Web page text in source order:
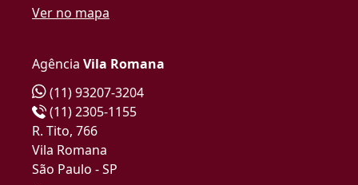
Ver no mapa
Agência Vila Romana
(11) 93207-3204
(11) 2305-1155
R. Tito, 766
Vila Romana
São Paulo - SP